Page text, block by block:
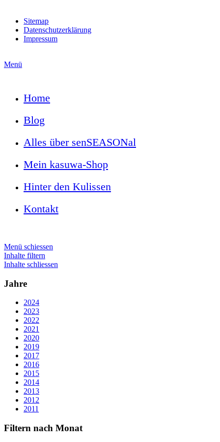
Sitemap
Datenschutzerklärung
Impressum
Menü
Home
Blog
Alles über senSEASONal
Mein kasuwa-Shop
Hinter den Kulissen
Kontakt
Menü schiessen
Inhalte filtern
Inhalte schliessen
Jahre
2024
2023
2022
2021
2020
2019
2017
2016
2015
2014
2013
2012
2011
Filtern nach Monat